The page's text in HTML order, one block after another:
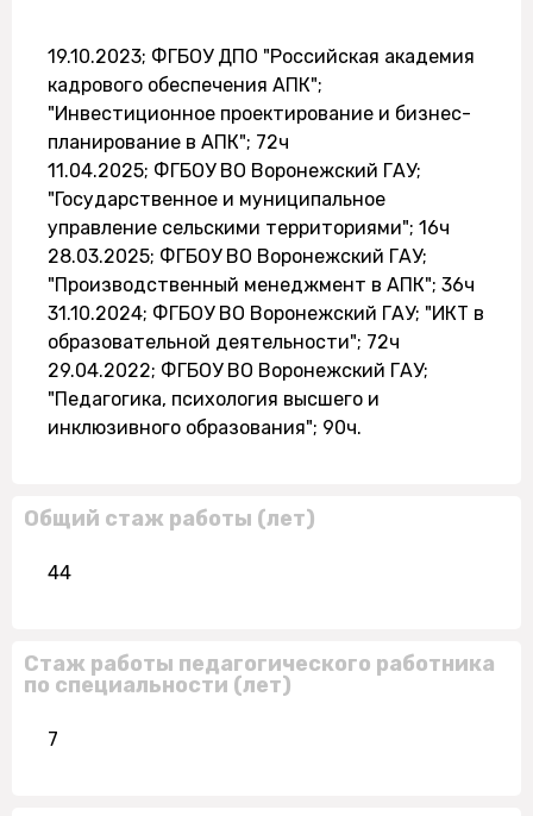
19.10.2023; ФГБОУ ДПО "Российская академия
кадрового обеспечения АПК";
"Инвестиционное проектирование и бизнес-
планирование в АПК"; 72ч
11.04.2025; ФГБОУ ВО Воронежский ГАУ;
"Государственное и муниципальное
управление сельскими территориями"; 16ч
28.03.2025; ФГБОУ ВО Воронежский ГАУ;
"Производственный менеджмент в АПК"; 36ч
31.10.2024; ФГБОУ ВО Воронежский ГАУ; "ИКТ в
образовательной деятельности"; 72ч
29.04.2022; ФГБОУ ВО Воронежский ГАУ;
"Педагогика, психология высшего и
инклюзивного образования"; 90ч.
Общий стаж работы (лет)
44
Стаж работы педагогического работника
по специальности (лет)
7